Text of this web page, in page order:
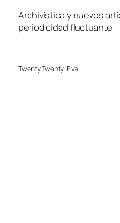
Archivística y nuevos
periodicidad fluctuante
Twenty Twenty-Five